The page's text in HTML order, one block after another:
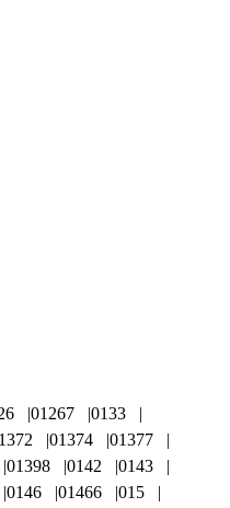
01267
0133
01374
01377
01398 0142
0143
0146 01466
015